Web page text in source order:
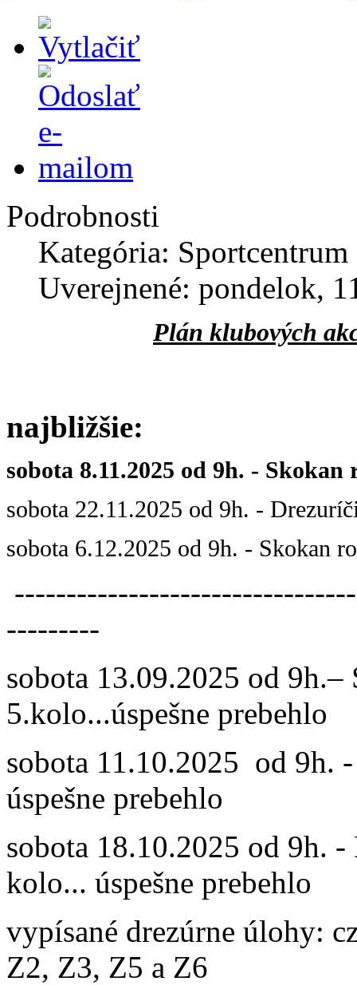
Podrobnosti
Kategória: Sportcentrum
Uverejnené: pondelok,
Plán klubových
najbližšie:
sobota 8.11.2025 od 9h. - Skokan
sobota 22.11.2025 od 9h. -
sobota 6.12.2025 od 9h. - Skokan
---------
sobota 13.09.2025 od
5.kolo...úspešne prebehlo
sobota 11.10.2025 od 9h.
úspešne prebehlo
sobota 18.10.2025 od 9h.
kolo... úspešne prebehlo
vypísané drezúrne úlohy:
Z2, Z3, Z5 a Z6